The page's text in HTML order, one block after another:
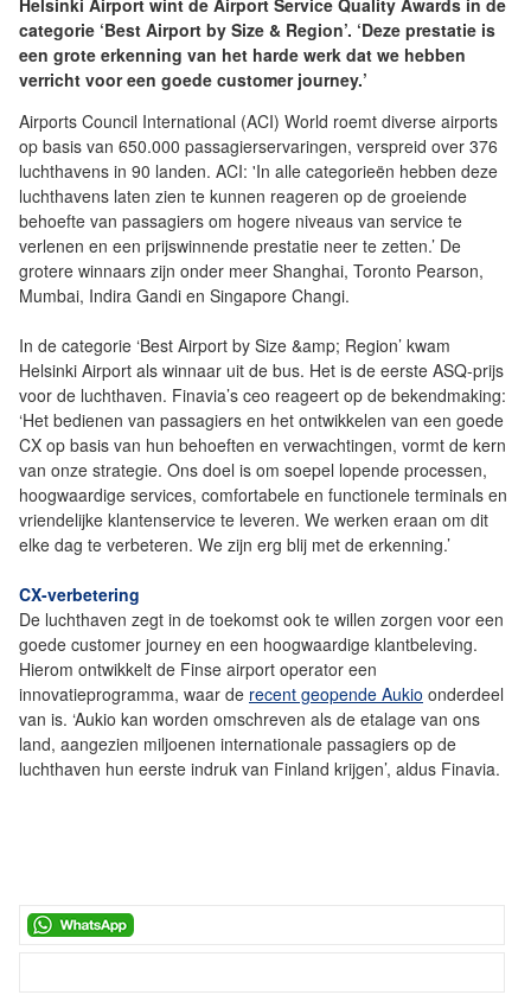
Helsinki Airport wint de Airport Service Quality Awards in de
categorie ‘Best Airport by Size & Region’. ‘Deze prestatie is
een grote erkenning van het harde werk dat we hebben
verricht voor een goede customer journey.’
Airports Council International (ACI) World roemt diverse airports
op basis van 650.000 passagierservaringen, verspreid over 376
luchthavens in 90 landen. ACI: 'In alle categorieën hebben deze
luchthavens laten zien te kunnen reageren op de groeiende
behoefte van passagiers om hogere niveaus van service te
verlenen en een prijswinnende prestatie neer te zetten.’ De
grotere winnaars zijn onder meer Shanghai, Toronto Pearson,
Mumbai, Indira Gandi en Singapore Changi.
In de categorie ‘Best Airport by Size &amp; Region’ kwam
Helsinki Airport als winnaar uit de bus. Het is de eerste ASQ-prijs
voor de luchthaven. Finavia’s ceo reageert op de bekendmaking:
‘Het bedienen van passagiers en het ontwikkelen van een goede
CX op basis van hun behoeften en verwachtingen, vormt de kern
van onze strategie. Ons doel is om soepel lopende processen,
hoogwaardige services, comfortabele en functionele terminals en
vriendelijke klantenservice te leveren. We werken eraan om dit
elke dag te verbeteren. We zijn erg blij met de erkenning.’
CX-verbetering
De luchthaven zegt in de toekomst ook te willen zorgen voor een
goede customer journey en een hoogwaardige klantbeleving.
Hierom ontwikkelt de Finse airport operator een
innovatieprogramma, waar de recent geopende Aukio onderdeel
van is. ‘Aukio kan worden omschreven als de etalage van ons
land, aangezien miljoenen internationale passagiers op de
luchthaven hun eerste indruk van Finland krijgen’, aldus Finavia.